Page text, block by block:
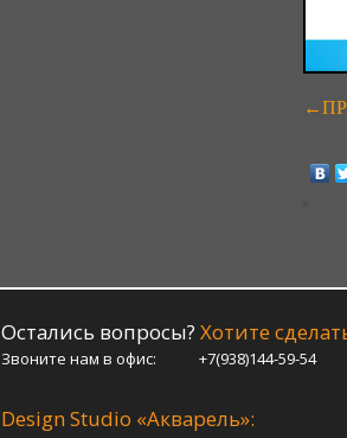
Остались вопросы? Хотите
Звоните нам в офис: +7(938)144-59-54
Design Studio «Акварель»: